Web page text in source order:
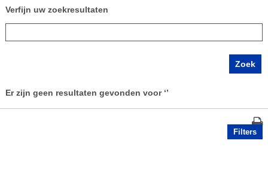
Verfijn uw zoekresultaten
Er zijn geen resultaten gevonden voor ‘’
Filters